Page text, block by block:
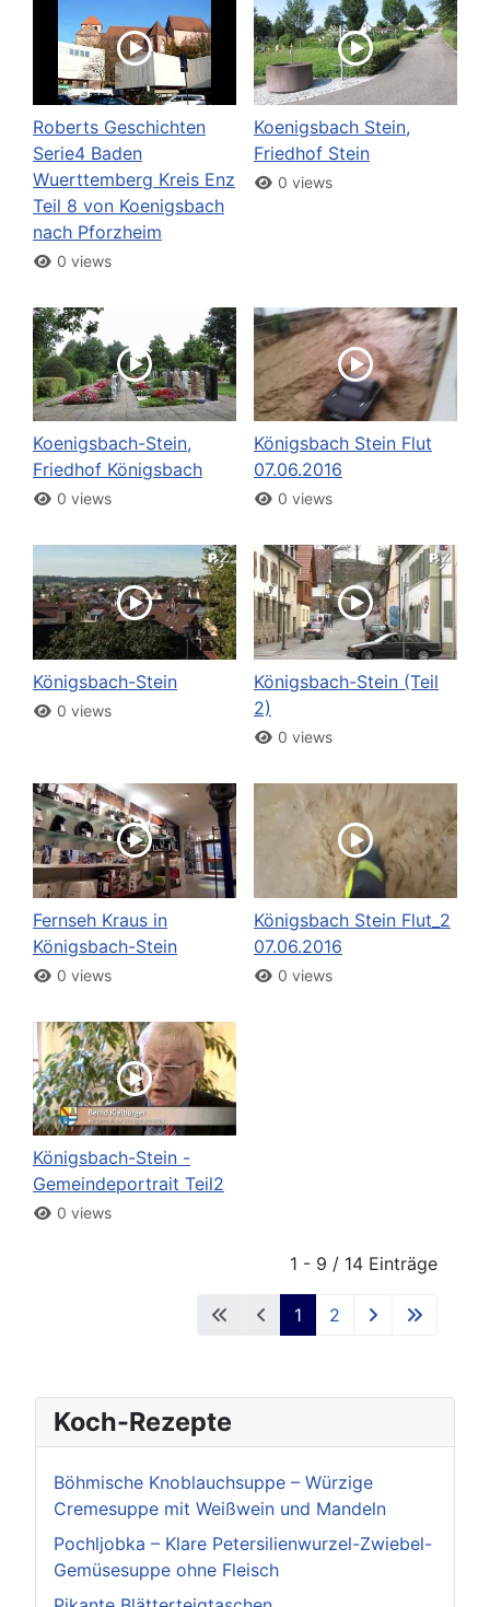
Roberts Geschichten
Serie4 Baden
Wuerttemberg Kreis Enz
Teil 8 von Koenigsbach
nach Pforzheim
0 views
Koenigsbach Stein,
Friedhof Stein
0 views
Koenigsbach-Stein,
Friedhof Königsbach
0 views
Königsbach Stein Flut
07.06.2016
0 views
Königsbach-Stein
0 views
Königsbach-Stein (Teil
2)
0 views
Fernseh Kraus in
Königsbach-Stein
0 views
Königsbach Stein Flut_2
07.06.2016
0 views
Königsbach-Stein -
Gemeindeportrait Teil2
0 views
1 - 9 / 14 Einträge
1 2
Koch-Rezepte
Böhmische Knoblauchsuppe – Würzige
Cremesuppe mit Weißwein und Mandeln
Pochljobka – Klare Petersilienwurzel-Zwiebel-
Gemüsesuppe ohne Fleisch